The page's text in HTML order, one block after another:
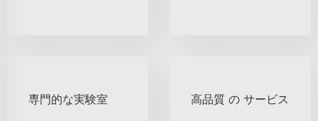
専門的な実験室 高品質 の サービス